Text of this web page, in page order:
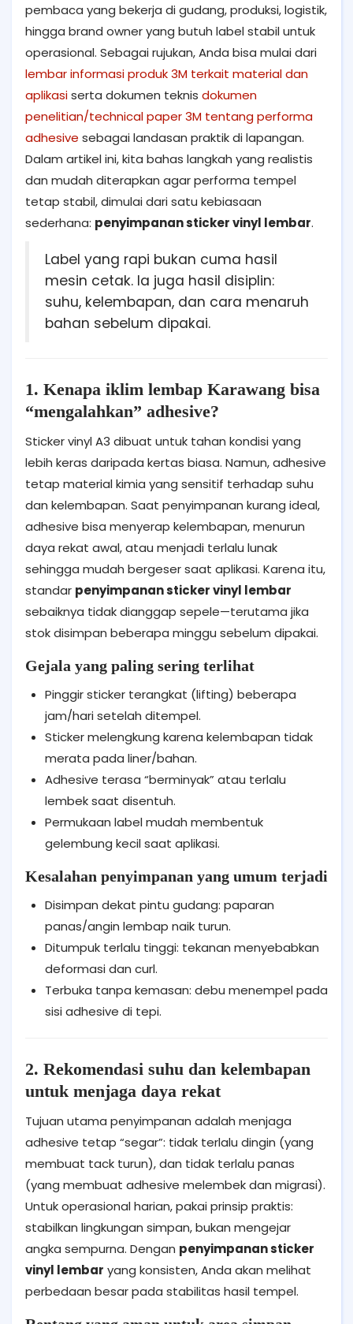
pembaca yang bekerja di gudang, produksi, logistik,
hingga brand owner yang butuh label stabil untuk
operasional. Sebagai rujukan, Anda bisa mulai dari
lembar informasi produk 3M terkait material dan
aplikasiserta dokumen teknis dokumen
penelitian/technical paper 3M tentang performa
adhesive sebagai landasan praktik di lapangan.
Dalam artikel ini, kita bahas langkah yang realistis
dan mudah diterapkan agar performa tempel
tetap stabil, dimulai dari satu kebiasaan
sederhana: penyimpanan sticker vinyl lembar.
Label yang rapi bukan cuma hasil
mesin cetak. Ia juga hasil disiplin:
suhu, kelembapan, dan cara menaruh
bahan sebelum dipakai.
1. Kenapa iklim lembap Karawang bisa
“mengalahkan” adhesive?
Sticker vinyl A3 dibuat untuk tahan kondisi yang
lebih keras daripada kertas biasa. Namun, adhesive
tetap material kimia yang sensitif terhadap suhu
dan kelembapan. Saat penyimpanan kurang ideal,
adhesive bisa menyerap kelembapan, menurun
daya rekat awal, atau menjadi terlalu lunak
sehingga mudah bergeser saat aplikasi. Karena itu,
standar penyimpanan sticker vinyl lembar
sebaiknya tidak dianggap sepele—terutama jika
stok disimpan beberapa minggu sebelum dipakai.
Gejala yang paling sering terlihat
Pinggir sticker terangkat (lifting) beberapa
jam/hari setelah ditempel.
Sticker melengkung karena kelembapan tidak
merata pada liner/bahan.
Adhesive terasa “berminyak” atau terlalu
lembek saat disentuh.
Permukaan label mudah membentuk
gelembung kecil saat aplikasi.
Kesalahan penyimpanan yang umum terjadi
Disimpan dekat pintu gudang: paparan
panas/angin lembap naik turun.
Ditumpuk terlalu tinggi: tekanan menyebabkan
deformasi dan curl.
Terbuka tanpa kemasan: debu menempel pada
sisi adhesive di tepi.
2. Rekomendasi suhu dan kelembapan
untuk menjaga daya rekat
Tujuan utama penyimpanan adalah menjaga
adhesive tetap “segar”: tidak terlalu dingin (yang
membuat tack turun), dan tidak terlalu panas
(yang membuat adhesive melembek dan migrasi).
Untuk operasional harian, pakai prinsip praktis:
stabilkan lingkungan simpan, bukan mengejar
angka sempurna. Dengan penyimpanan sticker
vinyl lembar yang konsisten, Anda akan melihat
perbedaan besar pada stabilitas hasil tempel.